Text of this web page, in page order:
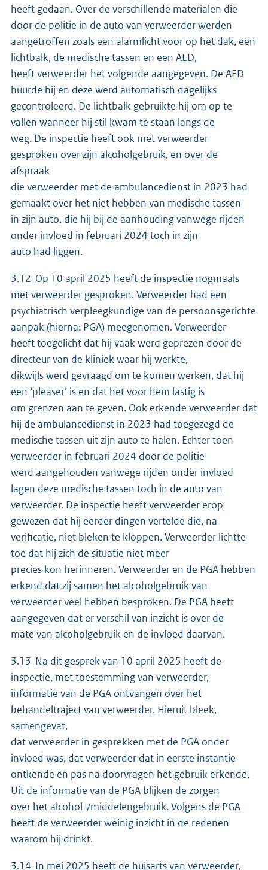
heeft gedaan. Over de verschillende materialen die
door de politie in de auto van verweerder werden
aangetroffen zoals een alarmlicht voor op het dak, een
lichtbalk, de medische tassen en een AED,
heeft verweerder het volgende aangegeven. De AED
huurde hij en deze werd automatisch dagelijks
gecontroleerd. De lichtbalk gebruikte hij om op te
vallen wanneer hij stil kwam te staan langs de
weg. De inspectie heeft ook met verweerder
gesproken over zijn alcoholgebruik, en over de
afspraak
die verweerder met de ambulancedienst in 2023 had
gemaakt over het niet hebben van medische tassen
in zijn auto, die hij bij de aanhouding vanwege rijden
onder invloed in februari 2024 toch in zijn
auto had liggen.
3.12 Op 10 april 2025 heeft de inspectie nogmaals
met verweerder gesproken. Verweerder had een
psychiatrisch verpleegkundige van de persoonsgerichte
aanpak (hierna: PGA) meegenomen. Verweerder
heeft toegelicht dat hij vaak werd geprezen door de
directeur van de kliniek waar hij werkte,
dikwijls werd gevraagd om te komen werken, dat hij
een ‘pleaser’ is en dat het voor hem lastig is
om grenzen aan te geven. Ook erkende verweerder dat
hij de ambulancedienst in 2023 had toegezegd de
medische tassen uit zijn auto te halen. Echter toen
verweerder in februari 2024 door de politie
werd aangehouden vanwege rijden onder invloed
lagen deze medische tassen toch in de auto van
verweerder. De inspectie heeft verweerder erop
gewezen dat hij eerder dingen vertelde die, na
verificatie, niet bleken te kloppen. Verweerder lichtte
toe dat hij zich de situatie niet meer
precies kon herinneren. Verweerder en de PGA hebben
erkend dat zij samen het alcoholgebruik van
verweerder veel hebben besproken. De PGA heeft
aangegeven dat er verschil van inzicht is over de
mate van alcoholgebruik en de invloed daarvan.
3.13 Na dit gesprek van 10 april 2025 heeft de
inspectie, met toestemming van verweerder,
informatie van de PGA ontvangen over het
behandeltraject van verweerder. Hieruit bleek,
samengevat,
dat verweerder in gesprekken met de PGA onder
invloed was, dat verweerder dat in eerste instantie
ontkende en pas na doorvragen het gebruik erkende.
Uit de informatie van de PGA blijken de zorgen
over het alcohol-/middelengebruik. Volgens de PGA
heeft de verweerder weinig inzicht in de redenen
waarom hij drinkt.
3.14 In mei 2025 heeft de huisarts van verweerder,